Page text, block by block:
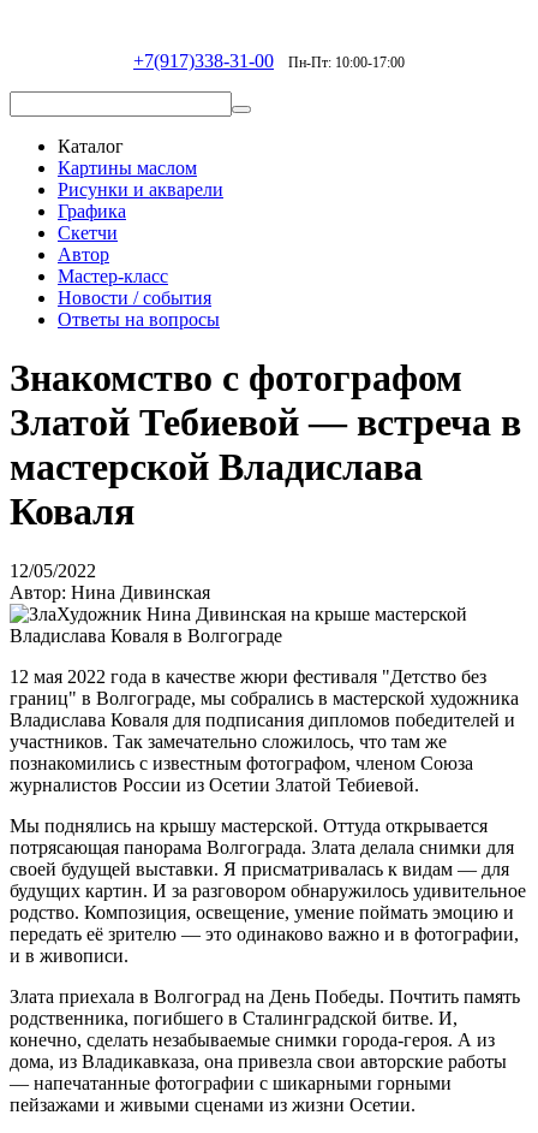
+7(917)338-31-00 Пн-Пт: 10:00-17:00
Каталог
Картины маслом
Рисунки и акварели
Графика
Скетчи
Автор
Мастер-класс
Новости / события
Ответы на вопросы
Знакомство с фотографом
Златой Тебиевой — встреча в
мастерской Владислава
Коваля
12/05/2022
Автор: Нина Дивинская
12 мая 2022 года в качестве жюри фестиваля "Детство без
границ" в Волгограде, мы собрались в мастерской художника
Владислава Коваля для подписания дипломов победителей и
участников. Так замечательно сложилось, что там же
познакомились с известным фотографом, членом Союза
журналистов России из Осетии Златой Тебиевой.
Мы поднялись на крышу мастерской. Оттуда открывается
потрясающая панорама Волгограда. Злата делала снимки для
своей будущей выставки. Я присматривалась к видам — для
будущих картин. И за разговором обнаружилось удивительное
родство. Композиция, освещение, умение поймать эмоцию и
передать её зрителю — это одинаково важно и в фотографии,
и в живописи.
Злата приехала в Волгоград на День Победы. Почтить память
родственника, погибшего в Сталинградской битве. И,
конечно, сделать незабываемые снимки города-героя. А из
дома, из Владикавказа, она привезла свои авторские работы
— напечатанные фотографии с шикарными горными
пейзажами и живыми сценами из жизни Осетии.